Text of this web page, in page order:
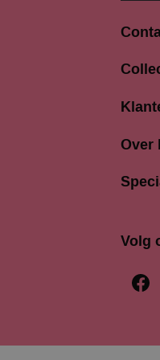
033
Over
Volg